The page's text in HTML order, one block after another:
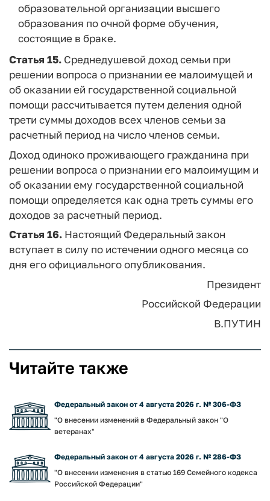
образовательной организации высшего
образования по очной форме обучения,
состоящие в браке.
Статья 15. Среднедушевой доход семьи при
решении вопроса о признании ее малоимущей и
об оказании ей государственной социальной
помощи рассчитывается путем деления одной
трети суммы доходов всех членов семьи за
расчетный период на число членов семьи.
Доход одиноко проживающего гражданина при
решении вопроса о признании его малоимущим и
об оказании ему государственной социальной
помощи определяется как одна треть суммы его
доходов за расчетный период.
Статья 16. Настоящий Федеральный закон
вступает в силу по истечении одного месяца со
дня его официального опубликования.
Президент
Российской Федерации
В.ПУТИН
Читайте также
Федеральный закон от 4 августа 2026 г. № 306-ФЗ
"О внесении изменений в Федеральный закон "О
ветеранах"
Федеральный закон от 4 августа 2026 г. № 286-ФЗ
"О внесении изменения в статью 169 Семейного кодекса
Российской Федерации"